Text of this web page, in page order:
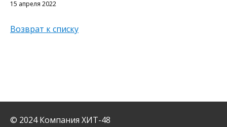
15 апреля 2022
Возврат к списку
© 2024 Компания ХИТ-48